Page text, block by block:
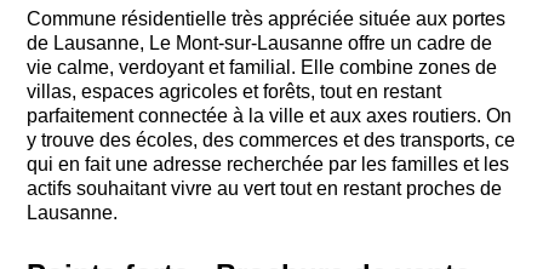
Commune résidentielle très appréciée située aux portes
de Lausanne, Le Mont-sur-Lausanne offre un cadre de
vie calme, verdoyant et familial. Elle combine zones de
villas, espaces agricoles et forêts, tout en restant
parfaitement connectée à la ville et aux axes routiers. On
y trouve des écoles, des commerces et des transports, ce
qui en fait une adresse recherchée par les familles et les
actifs souhaitant vivre au vert tout en restant proches de
Lausanne.